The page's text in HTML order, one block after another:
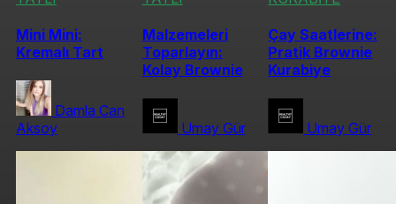
Mini Mini:
Kremalı Tart
Damla Can
Aksoy
Malzemeleri
Toparlayın:
Kolay Brownie
Umay Gür
Çay Saatlerine:
Pratik Brownie
Kurabiye
Umay Gür